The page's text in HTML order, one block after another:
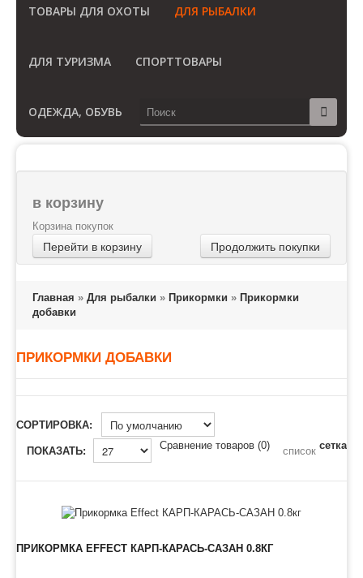
ТОВАРЫ ДЛЯ ОХОТЫ ДЛЯ РЫБАЛКИ
ДЛЯ ТУРИЗМА СПОРТТОВАРЫ
ОДЕЖДА, ОБУВЬ
в корзину
Корзина покупок
Перейти в корзину Продолжить покупки
Главная » Для рыбалки » Прикормки » Прикормки
добавки
ПРИКОРМКИ ДОБАВКИ
СОРТИРОВКА:
ПОКАЗАТЬ: Сравнение товаров (0) список сетка
ПРИКОРМКА EFFECT КАРП-КАРАСЬ-САЗАН 0.8КГ